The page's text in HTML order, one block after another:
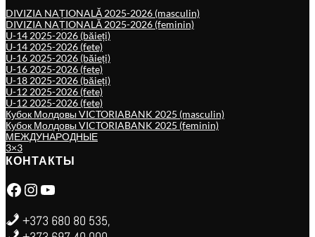
DIVIZIA NAȚIONALĂ 2025-2026 (masculin)
DIVIZIA NAȚIONALĂ 2025-2026 (feminin)
U-14 2025-2026 (băieți)
U-14 2025-2026 (fete)
U-16 2025-2026 (băieți)
U-16 2025-2026 (fete)
U-18 2025-2026 (băieți)
U-12 2025-2026 (fete)
U-12 2025-2026 (fete)
Кубок Молдовы VICTORIABANK 2025 (masculin)
Кубок Молдовы VICTORIABANK 2025 (feminin)
МЕЖДУНАРОДНЫЕ
3×3
КОНТАКТЫ
Facebook Instagram YouTube
+373 680 80 535,